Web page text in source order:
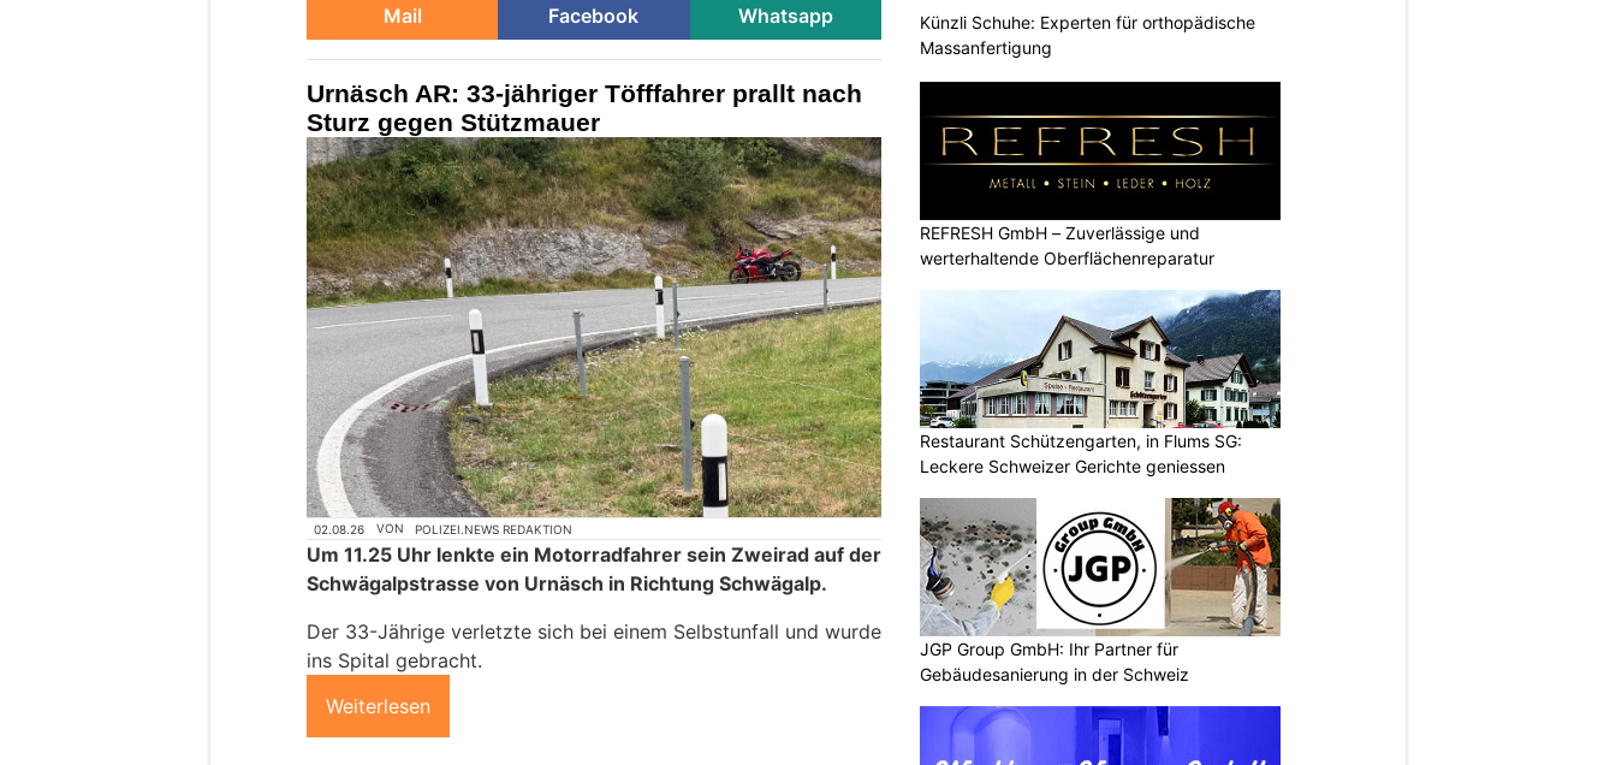
Mail
Facebook Whatsapp
Urnäsch AR: 33-jähriger Töfffahrer prallt nach
Sturz gegen Stützmauer
02.08.26 VON POLIZEI.NEWS REDAKTION
Um 11.25 Uhr lenkte ein Motorradfahrer sein Zweirad auf der
Schwägalpstrasse von Urnäsch in Richtung Schwägalp.
Der 33-Jährige verletzte sich bei einem Selbstunfall und wurde
ins Spital gebracht.
Weiterlesen
Künzli Schuhe: Experten für orthopädische
Massanfertigung
REFRESH GmbH – Zuverlässige und
werterhaltende Oberflächenreparatur
Restaurant Schützengarten, in Flums SG:
Leckere Schweizer Gerichte geniessen
JGP Group GmbH: Ihr Partner für
Gebäudesanierung in der Schweiz